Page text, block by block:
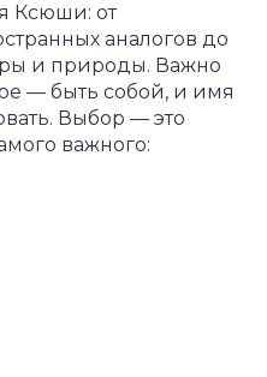
Ксюши: от
аналогов до
и природы. Важно
— быть собой, и имя
Выбор — это
важного: